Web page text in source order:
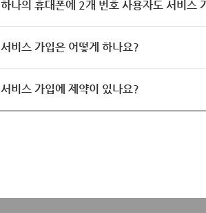
하나의 휴대폰에 2개 번호 사용자도 서비스
서비스 가입은 어떻게 하나요?
서비스 가입에 제약이 있나요?